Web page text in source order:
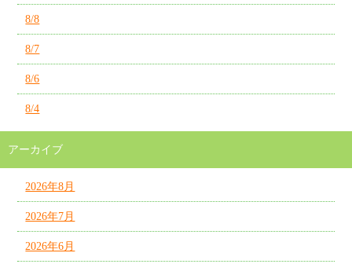
8/8
8/7
8/6
8/4
アーカイブ
2026年8月
2026年7月
2026年6月